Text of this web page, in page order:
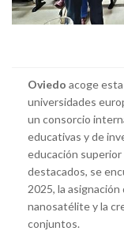
Oviedo acoge
universidades
un consorcio
educativas y de
educación superior
destacados, se
2025, la
nanosatélite y la
conjuntos.